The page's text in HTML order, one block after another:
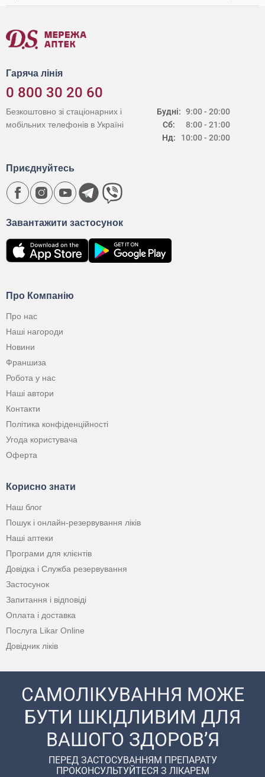
Гаряча лінія
0 800 30 20 60
Будні:
Сб:
Нд:
9:00 - 20:00
8:00 - 21:00
10:00 - 20:00
Безкоштовно зі стаціонарних і
мобільних телефонів в Україні
Про Компанію
Про нас
Наші нагороди
Новини
Франшиза
Робота у нас
Наші автори
Контакти
Політика конфіденційності
Угода користувача
Оферта
Корисно знати
Наш блог
Пошук і онлайн-резервування ліків
Наші аптеки
Програми для клієнтів
Довідка і Служба резервування
Застосунок
Запитання і відповіді
Оплата і доставка
Послуга Likar Online
Довідник ліків
Завантажити застосунок
Приєднуйтесь
САМОЛІКУВАННЯ МОЖЕ
БУТИ ШКІДЛИВИМ ДЛЯ
ВАШОГО ЗДОРОВ’Я
ПЕРЕД ЗАСТОСУВАННЯМ ПРЕПАРАТУ
ПРОКОНСУЛЬТУЙТЕСЯ З ЛІКАРЕМ